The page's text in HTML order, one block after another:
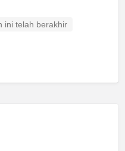
ini telah berakhir